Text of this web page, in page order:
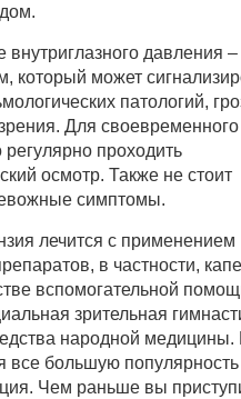
давления –
который может
патологий,
Для
проходить
осмотр. Также не стоит
симптомы.
лечится с применением
в частности,
вспомогательной
зрительная
народной медицины.
все большую популярность
Чем раньше вы